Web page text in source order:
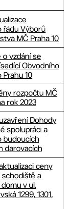
řádu Výborů
MČ Praha 10
vzdání se
Obvodního
10
rozpočtu MČ
rok 2023
Dohody
spolupráci a
budoucích
darovacích
ceny
schodiště a
v ul.
1299, 1301,